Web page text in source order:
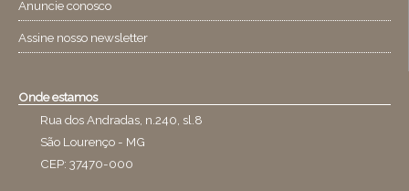
Anuncie conosco
Assine nosso newsletter
Onde estamos
Rua dos Andradas, n.240, sl.8
São Lourenço - MG
CEP: 37470-000